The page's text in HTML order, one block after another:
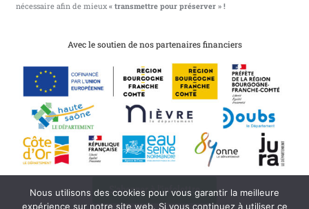
nécessaire afin de mieux« transmettre pour préserver » !
Avec le soutien de nos partenaires financiers
S'abonner à l'infolettre
Nous utilisons des cookies pour vous garantir la meilleure
expérience sur notre site web. Si vous continuez à utiliser ce